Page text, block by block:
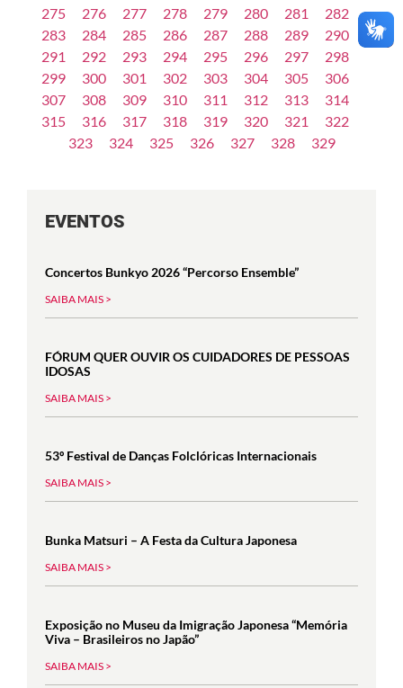
275 276 277 278 279 280 281
282
283
284 285 286 287 288 289
290
291
292 293 294 295 296 297
298
299
300 301 302 303 304 305
306
307
308 309 310 311 312 313
314
315
316 317 318 319 320 321
322
323
324 325 326 327 328 329
EVENTOS
Concertos Bunkyo 2026 “Percorso Ensemble”
SAIBA MAIS >
FÓRUM QUER OUVIR OS CUIDADORES DE PESSOAS
IDOSAS
SAIBA MAIS >
53º Festival de Danças Folclóricas Internacionais
SAIBA MAIS >
Bunka Matsuri – A Festa da Cultura Japonesa
SAIBA MAIS >
Exposição no Museu da Imigração Japonesa “Memória
Viva – Brasileiros no Japão”
SAIBA MAIS >